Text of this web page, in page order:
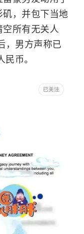
，并包下当地
所有无关人
，男方声称已
币。